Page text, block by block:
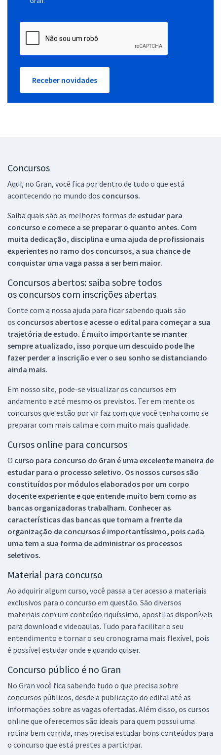
Receber novidades
Concursos
Aqui, no Gran, você fica por dentro de tudo o que está
acontecendo no mundo dos concursos.
Saiba quais são as melhores formas de estudar para
concurso e comece a se preparar o quanto antes. Com
muita dedicação, disciplina e uma ajuda de profissionais
experientes no ramo dos concursos, a sua chance de
conquistar uma vaga passa a ser bem maior.
Concursos abertos: saiba sobre todos
os concursos com inscrições abertas
Conte com a nossa ajuda para ficar sabendo quais são
os concursos abertos e acesse o edital para começar a sua
trajetória de estudo. É muito importante se manter
sempre atualizado, isso porque um descuido pode lhe
fazer perder a inscrição e ver o seu sonho se distanciando
ainda mais.
Em nosso site, pode-se visualizar os concursos em
andamento e até mesmo os previstos. Ter em mente os
concursos que estão por vir faz com que você tenha como se
preparar com mais calma e com muito mais qualidade.
Cursos online para concursos
O curso para concurso do Gran é uma excelente maneira de
estudar para o processo seletivo. Os nossos cursos são
constituídos por módulos elaborados por um corpo
docente experiente e que entende muito bem como as
bancas organizadoras trabalham. Conhecer as
características das bancas que tomam a frente da
organização de concursos é importantíssimo, pois cada
uma tem a sua forma de administrar os processos
seletivos.
Material para concurso
Ao adquirir algum curso, você passa a ter acesso a materiais
exclusivos para o concurso em questão. São diversos
materiais com um conteúdo riquíssimo, apostilas disponíveis
para download e videoaulas. Tudo para facilitar o seu
entendimento e tornar o seu cronograma mais flexível, pois
é possível estudar onde e quando quiser.
Concurso público é no Gran
No Gran você fica sabendo tudo o que precisa sobre
concursos públicos, desde a publicação do edital até as
informações sobre as vagas ofertadas. Além disso, os cursos
online que oferecemos são ideais para quem possui uma
rotina bem corrida, mas precisa estudar bons conteúdos para
o concurso que está prestes a participar.